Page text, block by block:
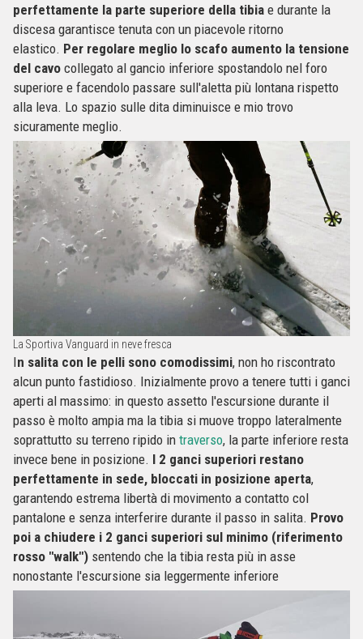
perfettamente la parte superiore della tibia e durante la
discesa garantisce tenuta con un piacevole ritorno
elastico. Per regolare meglio lo scafo aumento la tensione
del cavo collegato al gancio inferiore spostandolo nel foro
superiore e facendolo passare sull'aletta più lontana rispetto
alla leva. Lo spazio sulle dita diminuisce e mio trovo
sicuramente meglio.
La Sportiva Vanguard in neve fresca
In salita con le pelli sono comodissimi, non ho riscontrato
alcun punto fastidioso. Inizialmente provo a tenere tutti i ganci
aperti al massimo: in questo assetto l'escursione durante il
passo è molto ampia ma la tibia si muove troppo lateralmente
soprattutto su terreno ripido in traverso, la parte inferiore resta
invece bene in posizione. I 2 ganci superiori restano
perfettamente in sede, bloccati in posizione aperta,
garantendo estrema libertà di movimento a contatto col
pantalone e senza interferire durante il passo in salita. Provo
poi a chiudere i 2 ganci superiori sul minimo (riferimento
rosso "walk") sentendo che la tibia resta più in asse
nonostante l'escursione sia leggermente inferiore